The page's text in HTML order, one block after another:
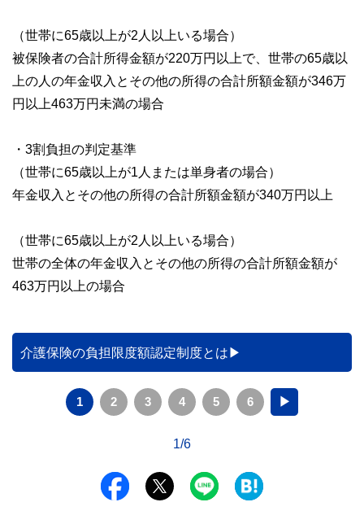
（世帯に65歳以上が2人以上いる場合）
被保険者の合計所得金額が220万円以上で、世帯の65歳以
上の人の年金収入とその他の所得の合計所額金額が346万
円以上463万円未満の場合
・3割負担の判定基準
（世帯に65歳以上が1人または単身者の場合）
年金収入とその他の所得の合計所額金額が340万円以上
（世帯に65歳以上が2人以上いる場合）
世帯の全体の年金収入とその他の所得の合計所額金額が
463万円以上の場合
介護保険の負担限度額認定制度とは
1 2 3 4 5 6 ▶
1/6